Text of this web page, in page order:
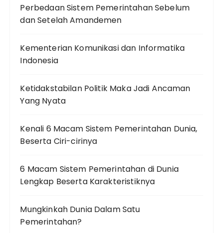
Perbedaan Sistem Pemerintahan Sebelum
dan Setelah Amandemen
Kementerian Komunikasi dan Informatika
Indonesia
Ketidakstabilan Politik Maka Jadi Ancaman
Yang Nyata
Kenali 6 Macam Sistem Pemerintahan Dunia,
Beserta Ciri-cirinya
6 Macam Sistem Pemerintahan di Dunia
Lengkap Beserta Karakteristiknya
Mungkinkah Dunia Dalam Satu
Pemerintahan?